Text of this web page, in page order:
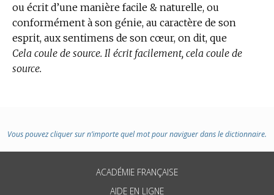
ou écrit d’une manière facile & naturelle, ou
conformément à son génie, au caractère de son
esprit, aux sentimens de son cœur, on dit, que
Cela coule de source. Il écrit facilement, cela coule de
source.
Vous pouvez cliquer sur n’importe quel mot pour naviguer dans le dictionnaire.
ACADÉMIE FRANÇAISE
AIDE EN LIGNE